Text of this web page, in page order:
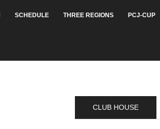
SCHEDULE THREE REGIONS PCJ-CUP
CLUB HOUSE